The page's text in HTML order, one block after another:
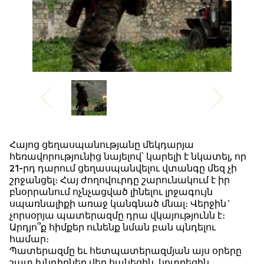
Հայոց ցեղասպանությանը մեկդարյա
հեռավորությունից նայելով՝ կարելի է նկատել, որ
21-րդ դարում ցեղասպանվելու վտանգը մեզ չի
շրջանցել։ Հայ ժողովուրդը շարունակում է իր
բնօրրանում ոչնչացված լինելու լրջագույն
սպառնալիքի առաջ կանգնած մնալ։ Վերջին`
չորսօրյա պատերազմը դրա վկայությունն է։
Արդյո՞ք հիմքեր ունենք նման բան պնդելու
համար։
Պատերազմը եւ հետպատերազմյան այս օրերը